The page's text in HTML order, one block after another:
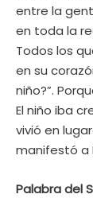
entre la
en toda la
Todos los
en su
niño?”.
El niño iba
vivió en
manifestó a
Palabra del